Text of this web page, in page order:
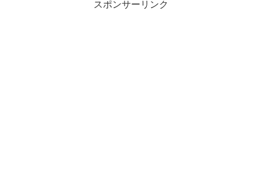
スポンサーリンク